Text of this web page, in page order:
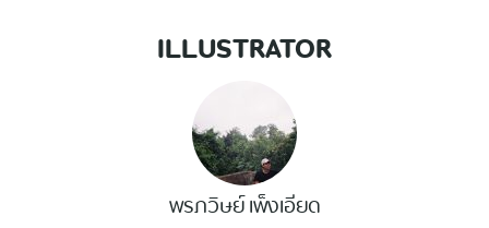
ILLUSTRATOR
พรภวิษย์ เพ็งเอียด